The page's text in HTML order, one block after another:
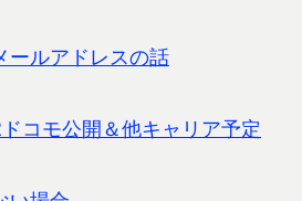
ールアドレスの話
コモ公開＆他キャリア予定